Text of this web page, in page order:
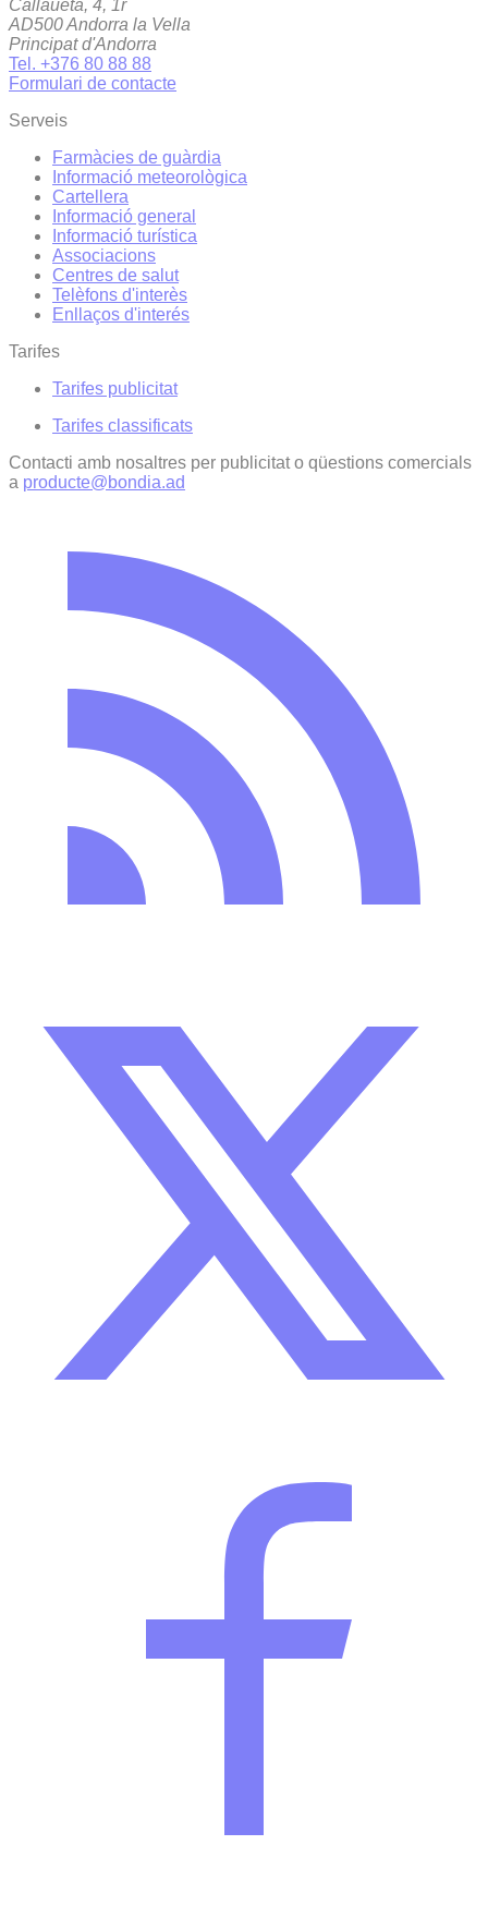
Callaueta, 4, 1r
AD500 Andorra la Vella
Principat d'Andorra
Tel. +376 80 88 88
Formulari de contacte
Serveis
Farmàcies de guàrdia
Informació meteorològica
Cartellera
Informació general
Informació turística
Associacions
Centres de salut
Telèfons d'interès
Enllaços d'interés
Tarifes
Tarifes publicitat
Tarifes classificats
Contacti amb nosaltres per publicitat o qüestions comercials
a producte@bondia.ad